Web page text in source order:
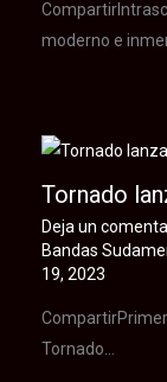
moderno e
Tornado
Deja un
Bandas
19, 2023
Tornado…